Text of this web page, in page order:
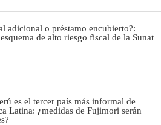
adicional o préstamo encubierto?:
de alto riesgo fiscal de la Sunat
es el tercer país más informal de
Latina: ¿medidas de Fujimori serán